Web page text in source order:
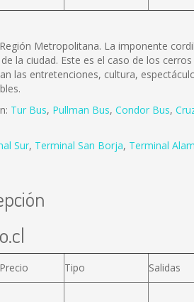
Metropolitana. La imponente
la ciudad. Este es el caso de los
las entretenciones, cultura,
Tur Bus, Pullman Bus, Condor Bus,
Sur, Terminal San Borja, Terminal
Precio Tipo Salidas